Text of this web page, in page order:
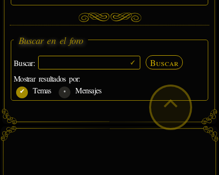
Buscar en el foro
Buscar: Buscar
Mostrar resultados por:
Temas
Mensajes